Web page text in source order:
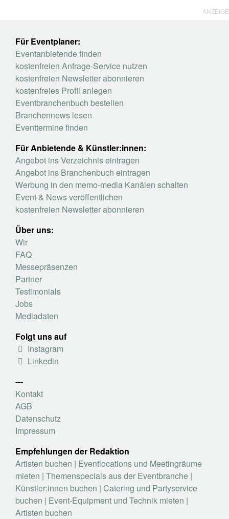
ANZEIGE
Für Eventplaner:
Eventanbietende finden
kostenfreien Anfrage-Service nutzen
kostenfreien Newsletter abonnieren
kostenfreies Profil anlegen
Eventbranchenbuch bestellen
Branchennews lesen
Eventtermine finden
Für Anbietende & Künstler:innen:
Angebot ins Verzeichnis eintragen
Angebot ins Branchenbuch eintragen
Werbung in den memo-media Kanälen schalten
Event & News veröffentlichen
kostenfreien Newsletter abonnieren
Über uns:
Wir
FAQ
Messepräsenzen
Partner
Testimonials
Jobs
Mediadaten
Folgt uns auf
Instagram
Linkedin
---
Kontakt
AGB
Datenschutz
Impressum
Empfehlungen der Redaktion
Artisten buchen | Eventlocations und Meetingräume
mieten | Themenspecials aus der Eventbranche |
Künstler:innen buchen | Catering und Partyservice
buchen | Event-Equipment und Technik mieten |
Artisten buchen